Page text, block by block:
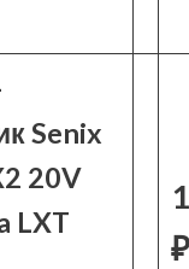
Senix
20V
LXT
₽